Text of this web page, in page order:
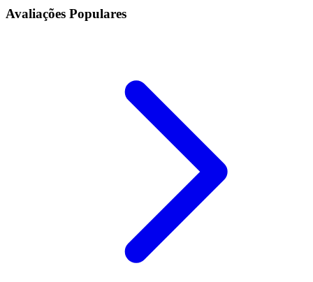
Avaliações Populares